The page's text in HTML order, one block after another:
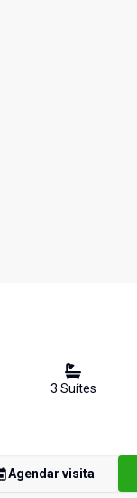
3 Suítes
Agendar visita